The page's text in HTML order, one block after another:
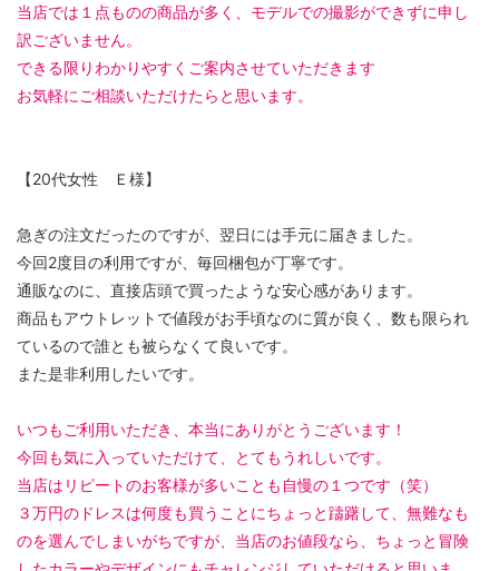
当店では１点ものの商品が多く、モデルでの撮影ができずに申し
訳ございません。
できる限りわかりやすくご案内させていただきます
お気軽にご相談いただけたらと思います。
【20代女性 Ｅ様】
急ぎの注文だったのですが、翌日には手元に届きました。
今回2度目の利用ですが、毎回梱包が丁寧です。
通販なのに、直接店頭で買ったような安心感があります。
商品もアウトレットで値段がお手頃なのに質が良く、数も限られ
ているので誰とも被らなくて良いです。
また是非利用したいです。
いつもご利用いただき、本当にありがとうございます！
今回も気に入っていただけて、とてもうれしいです。
当店はリピートのお客様が多いことも自慢の１つです（笑）
３万円のドレスは何度も買うことにちょっと躊躇して、無難なも
のを選んでしまいがちですが、当店のお値段なら、ちょっと冒険